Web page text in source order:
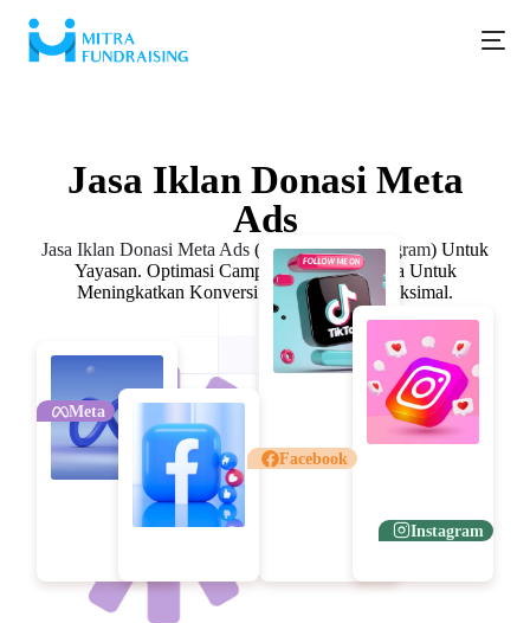
Jasa Iklan Donasi Meta
Ads
Jasa Iklan Donasi Meta Ads ( Facebook & Instagram) Untuk
Yayasan. Optimasi Campaign Berbasis Data Untuk
Meningkatkan Konversi Donasi Secara Maksimal.
Meta
Instagram
Facebook